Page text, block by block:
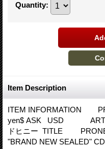
Quantity:
Item Description
ITEM INFORMATION
yen$ ASK USD
ドヒニー TITLE
"BRAND NEW SEALED"